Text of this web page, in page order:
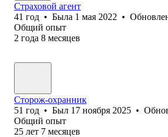
Страховой агент
41 год • Была 1 мая 2022 •
Общий опыт
2 года 8 месяцев
Сторож-охранник
51 год • Был 17 ноября 2025 •
Общий опыт
25 лет 7 месяцев